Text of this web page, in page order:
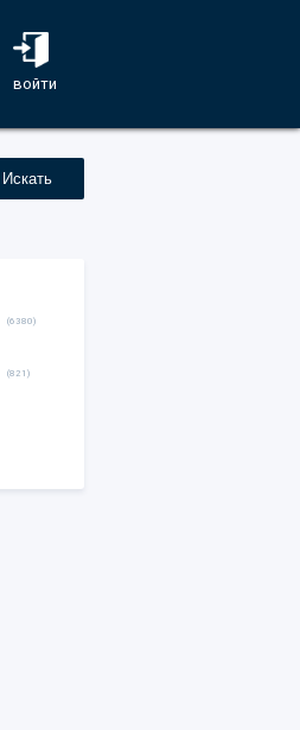
войти
Искать
(6380)
(821)